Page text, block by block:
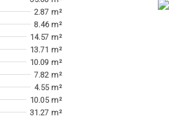
2.87 m²
8.46 m²
14.57 m²
13.71 m²
10.09 m²
7.82 m²
4.55 m²
10.05 m²
31.27 m²